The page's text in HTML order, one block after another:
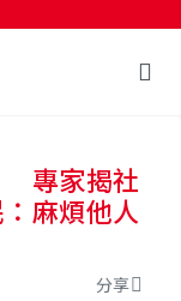
專家揭社
麻煩他人
分享